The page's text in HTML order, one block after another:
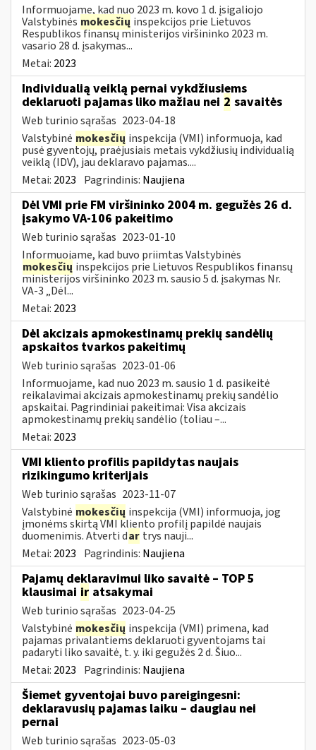
Informuojame, kad nuo 2023 m. kovo 1 d. įsigaliojo
Valstybinės mokesčių inspekcijos prie Lietuvos
Respublikos finansų ministerijos viršininko 2023 m.
vasario 28 d. įsakymas...
Metai: 2023
Individualią veiklą pernai vykdžiusiems
deklaruoti pajamas liko mažiau nei 2 savaitės
Web turinio sąrašas 2023-04-18
Valstybinė mokesčių inspekcija (VMI) informuoja, kad
pusė gyventojų, praėjusiais metais vykdžiusių individualią
veiklą (IDV), jau deklaravo pajamas....
Metai: 2023 Pagrindinis: Naujiena
Dėl VMI prie FM viršininko 2004 m. gegužės 26 d.
įsakymo VA-106 pakeitimo
Web turinio sąrašas 2023-01-10
Informuojame, kad buvo priimtas Valstybinės
mokesčių inspekcijos prie Lietuvos Respublikos finansų
ministerijos viršininko 2023 m. sausio 5 d. įsakymas Nr.
VA-3 „Dėl...
Metai: 2023
Dėl akcizais apmokestinamų prekių sandėlių
apskaitos tvarkos pakeitimų
Web turinio sąrašas 2023-01-06
Informuojame, kad nuo 2023 m. sausio 1 d. pasikeitė
reikalavimai akcizais apmokestinamų prekių sandėlio
apskaitai. Pagrindiniai pakeitimai: Visa akcizais
apmokestinamų prekių sandėlio (toliau –...
Metai: 2023
VMI kliento profilis papildytas naujais
rizikingumo kriterijais
Web turinio sąrašas 2023-11-07
Valstybinė mokesčių inspekcija (VMI) informuoja, jog
įmonėms skirtą VMI kliento profilį papildė naujais
duomenimis. Atverti dar trys nauji...
Metai: 2023 Pagrindinis: Naujiena
Pajamų deklaravimui liko savaitė – TOP 5
klausimai ir atsakymai
Web turinio sąrašas 2023-04-25
Valstybinė mokesčių inspekcija (VMI) primena, kad
pajamas privalantiems deklaruoti gyventojams tai
padaryti liko savaitė, t. y. iki gegužės 2 d. Šiuo...
Metai: 2023 Pagrindinis: Naujiena
Šiemet gyventojai buvo pareigingesni:
deklaravusių pajamas laiku – daugiau nei
pernai
Web turinio sąrašas 2023-05-03